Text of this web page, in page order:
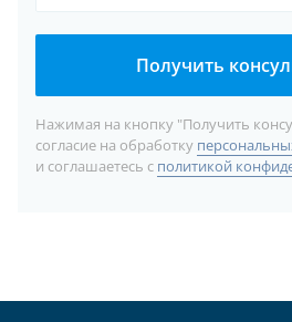
Получить
Нажимая на кнопку "Получить
согласие на обработку
и соглашаетесь с политикой